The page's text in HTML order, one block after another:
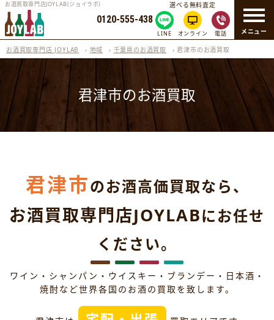
メニュー
お酒買取専門店JOYLAB(ジョイラボ)
0120-555-438
選べる無料査定
LINE オンライン 電話
お酒買取専門店 JOYLAB › 地域 › 千葉県のお酒買取 ›君津市のお酒買取
君津市のお酒買取
君津市のお酒高価買取なら、
お酒買取専門店JOYLABにお任せ
ください。
ワイン・シャンパン・ウイスキー・ブランデー・日本酒・
焼酎など世界各国のお酒の買取を致します。